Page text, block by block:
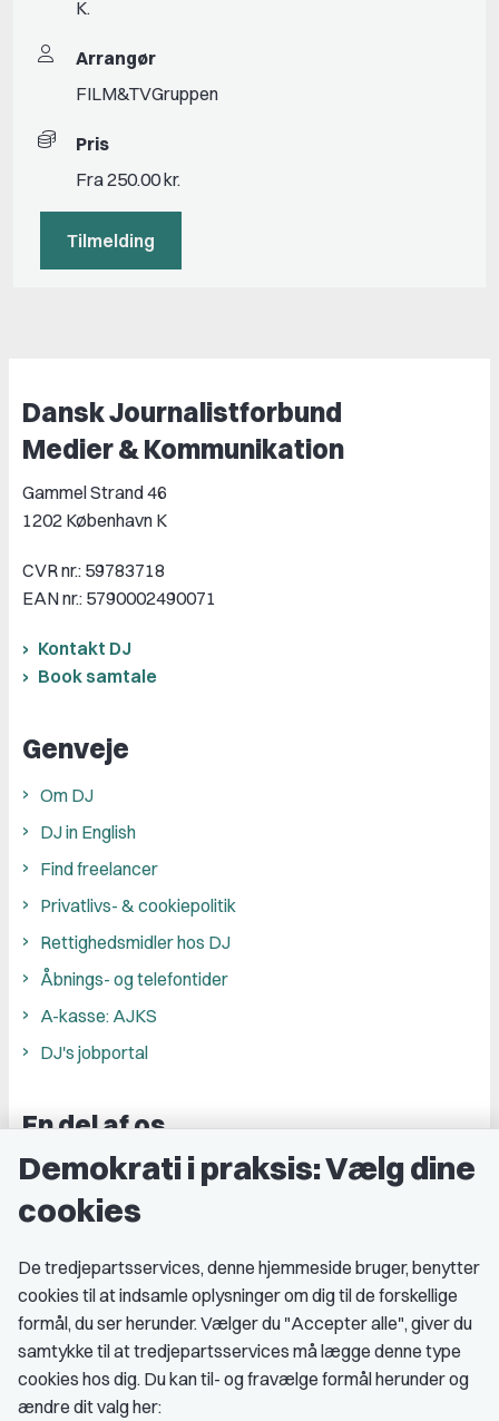
K.
Arrangør
FILM&TVGruppen
Pris
Fra 250.00 kr.
Tilmelding
Dansk Journalistforbund
Medier & Kommunikation
Gammel Strand 46
1202 København K
CVR nr.: 59783718
EAN nr.: 5790002490071
Kontakt DJ
Book samtale
Genveje
Om DJ
DJ in English
Find freelancer
Privatlivs- & cookiepolitik
Rettighedsmidler hos DJ
Åbnings- og telefontider
A-kasse: AJKS
DJ's jobportal
En del af os
Grupper og kredse
Studenterorganisationer
Medlemskab
Fordele som medlem
Kontingent
Demokrati i praksis: Vælg dine
cookies
De tredjepartsservices, denne hjemmeside bruger, benytter
cookies til at indsamle oplysninger om dig til de forskellige
formål, du ser herunder. Vælger du "Accepter alle", giver du
samtykke til at tredjepartsservices må lægge denne type
cookies hos dig. Du kan til- og fravælge formål herunder og
ændre dit valg her: